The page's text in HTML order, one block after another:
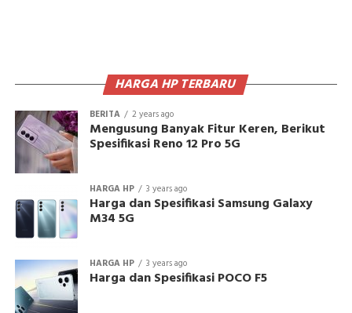
HARGA HP TERBARU
BERITA 2 years ago
Mengusung Banyak Fitur Keren, Berikut
Spesifikasi Reno 12 Pro 5G
HARGA HP 3 years ago
Harga dan Spesifikasi Samsung Galaxy
M34 5G
HARGA HP 3 years ago
Harga dan Spesifikasi POCO F5